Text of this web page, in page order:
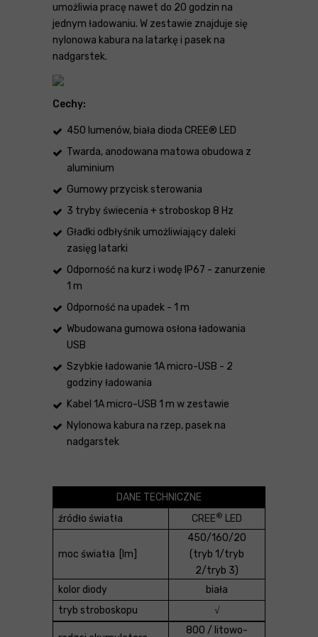
umożliwia pracę nawet do 20 godzin na
jednym ładowaniu. W zestawie znajduje się
nylonowa kabura na latarkę i pasek na
nadgarstek.
Cechy:
450 lumenów, biała dioda CREE® LED
Twarda, anodowana matowa obudowa z
aluminium
Gumowy przycisk sterowania
3 tryby świecenia + stroboskop 8 Hz
Gładki odbłyśnik umożliwiający daleki
zasięg latarki
Odporność na kurz i wodę IP67 - zanurzenie
1 m
Odporność na upadek - 1 m
Wbudowana gumowa osłona ładowania
USB
Szybkie ładowanie 1A micro-USB - 2
godziny ładowania
Kabel 1A micro-USB 1 m w zestawie
Nylonowa kabura na rzep, pasek na
nadgarstek
DANE TECHNICZNE
źródło światła
CREE® LED
moc światła [lm]
450/160/20
(tryb 1/tryb
2/tryb 3)
kolor diody
biała
tryb stroboskopu
√
800 / litowo-